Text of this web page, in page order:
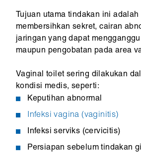
Tujuan utama tindakan ini adalah
membersihkan sekret, cairan
jaringan yang dapat
maupun pengobatan pada area
Vaginal toilet sering dilakukan
kondisi medis, seperti:
Keputihan abnormal
Infeksi vagina (vaginitis)
Infeksi serviks (cervicitis)
Persiapan sebelum tindakan